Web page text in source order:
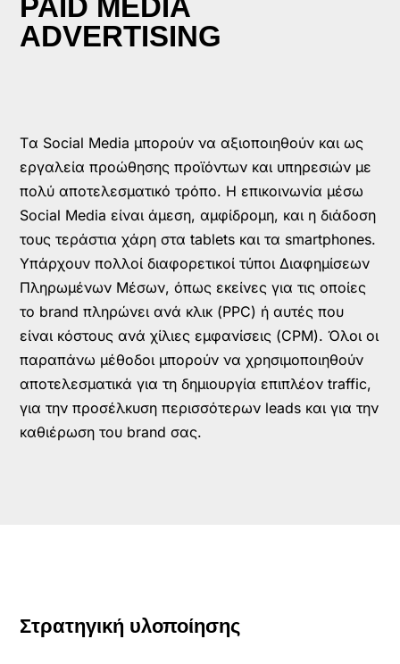
ADVERTISING
Tα Social Media μπορούν να αξιοποιηθούν και ως
εργαλεία προώθησης προϊόντων και υπηρεσιών με
πολύ αποτελεσματικό τρόπο. Η επικοινωνία μέσω
Social Media είναι άμεση, αμφίδρομη, και η διάδοση
τους τεράστια χάρη στα tablets και τα smartphones.
Υπάρχουν πολλοί διαφορετικοί τύποι Διαφημίσεων
Πληρωμένων Μέσων, όπως εκείνες για τις οποίες
το brand πληρώνει ανά κλικ (PPC) ή αυτές που
είναι κόστους ανά χίλιες εμφανίσεις (CPM). Όλοι οι
παραπάνω μέθοδοι μπορούν να χρησιμοποιηθούν
αποτελεσματικά για τη δημιουργία επιπλέον traffic,
για την προσέλκυση περισσότερων leads και για την
καθιέρωση του brand σας.
Στρατηγική υλοποίησης